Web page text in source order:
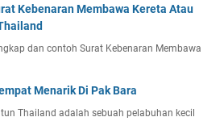
Kebenaran Membawa Kereta Atau
dan contoh Surat Kebenaran Membawa
Menarik Di Pak Bara
Thailand adalah sebuah pelabuhan kecil